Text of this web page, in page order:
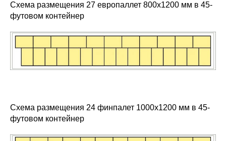
Схема размещения 27 европаллет 800х1200 мм в 45-
футовом контейнер
Схема размещения 24 финпалет 1000х1200 мм в 45-
футовом контейнер